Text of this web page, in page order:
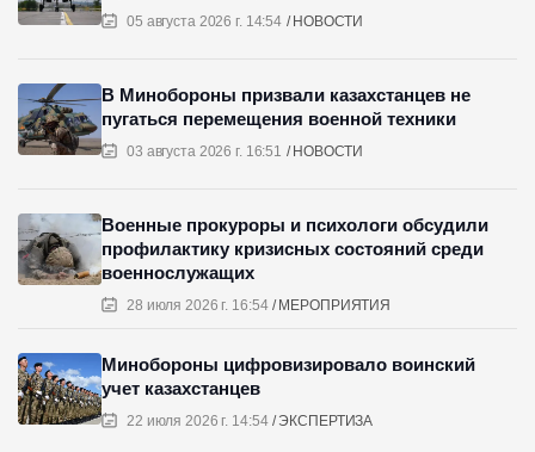
05 августа 2026 г. 14:54 НОВОСТИ
03 августа 2026 г. 16:51 НОВОСТИ
В Минобороны призвали казахстанцев не
пугаться перемещения военной техники
28 июля 2026 г. 16:54 МЕРОПРИЯТИЯ
Военные прокуроры и психологи обсудили
профилактику кризисных состояний среди
военнослужащих
22 июля 2026 г. 14:54 ЭКСПЕРТИЗА
Минобороны цифровизировало воинский
учет казахстанцев